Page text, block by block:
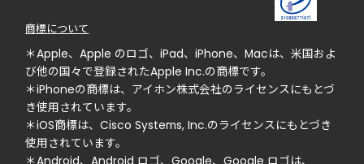
商標について
＊Apple、Apple のロゴ、iPad、iPhone、Macは、米国およ
び他の国々で登録されたApple Inc.の商標です。
＊iPhoneの商標は、アイホン株式会社のライセンスにもとづ
き使用されています。
＊iOS商標は、Cisco Systems, Inc.のライセンスにもとづき
使用されています。